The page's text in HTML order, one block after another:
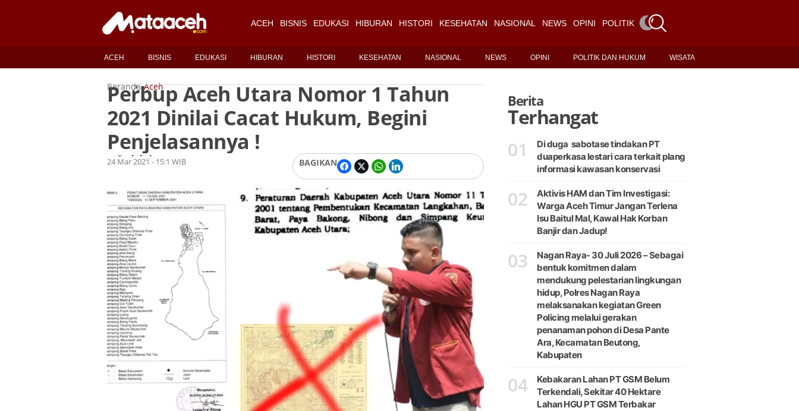
ACEH BISNIS EDUKASI HIBURAN HISTORI KESEHATAN NASIONAL NEWS OPINI POLITIK DAN HUKUM
ACEH BISNIS EDUKASI HIBURAN HISTORI KESEHATAN NASIONAL NEWS OPINI POLITIK DAN HUKUM WISATA
Beranda Aceh
Perbup Aceh Utara Nomor 1 Tahun
2021 Dinilai Cacat Hukum, Begini
Penjelasannya !
OlehRedaksi
24 Mar 2021 - 15:1 WIB BAGIKAN
Berita
Terhangat
01
Di duga sabotase tindakan PT
duaperkasa lestari cara terkait plang
informasi kawasan konservasi
02
Aktivis HAM dan Tim Investigasi:
Warga Aceh Timur Jangan Terlena
Isu Baitul Mal, Kawal Hak Korban
Banjir dan Jadup!
03
Nagan Raya- 30 Juli 2026 – Sebagai
bentuk komitmen dalam
mendukung pelestarian lingkungan
hidup, Polres Nagan Raya
melaksanakan kegiatan Green
Policing melalui gerakan
penanaman pohon di Desa Pante
Ara, Kecamatan Beutong,
Kabupaten
04
Kebakaran Lahan PT GSM Belum
Terkendali, Sekitar 40 Hektare
Lahan HGU PT GSM Terbakar